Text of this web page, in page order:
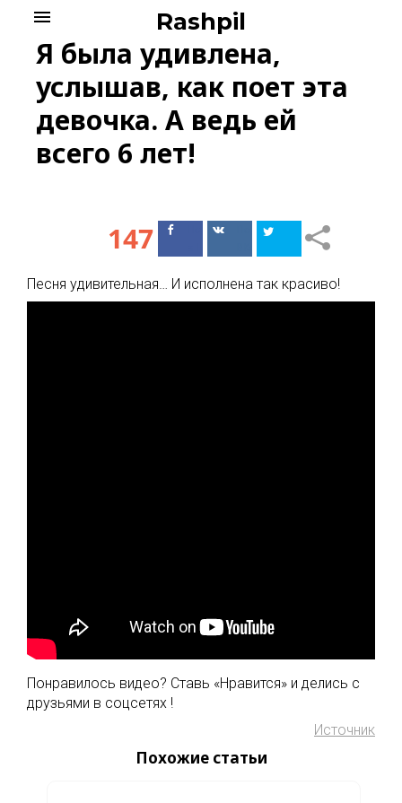
content
Rashpil
menu
Я была удивлена,
услышав, как поет эта
девочка. А ведь ей
всего 6 лет!
147
ПоделитьсяПоделиться
Песня удивительная… И исполнена так красиво!
Понравилось видео? Ставь «Нравится» и делись с
друзьями в соцсетях !
Источник
Похожие статьи